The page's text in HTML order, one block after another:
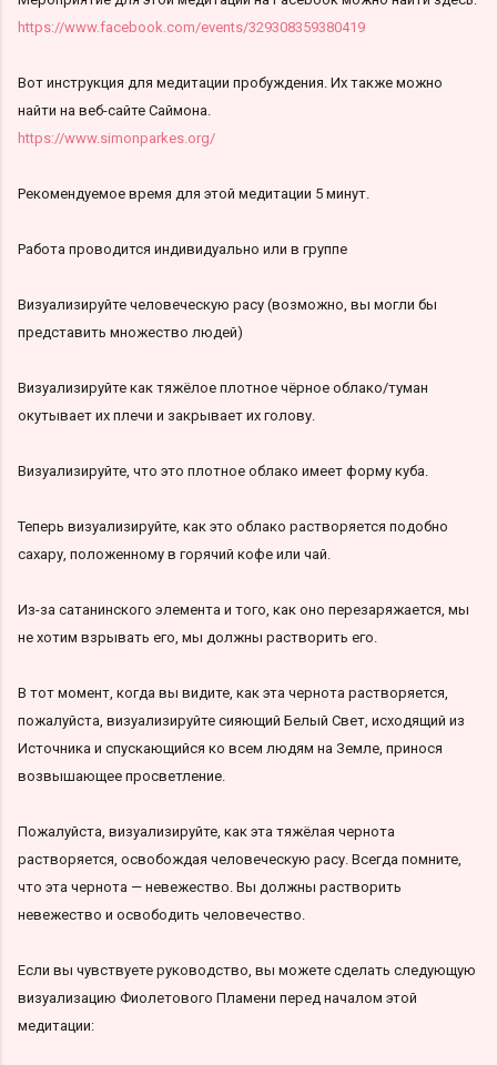
https://www.facebook.com/events/329308359380419
Вот инструкция для медитации пробуждения. Их также можно
найти на веб-сайте Саймона.
https://www.simonparkes.org/
Рекомендуемое время для этой медитации 5 минут.
Работа проводится индивидуально или в группе
Визуализируйте человеческую расу (возможно, вы могли бы
представить множество людей)
Визуализируйте как тяжёлое плотное чёрное облако/туман
окутывает их плечи и закрывает их голову.
Визуализируйте, что это плотное облако имеет форму куба.
Теперь визуализируйте, как это облако растворяется подобно
сахару, положенному в горячий кофе или чай.
Из-за сатанинского элемента и того, как оно перезаряжается, мы
не хотим взрывать его, мы должны растворить его.
В тот момент, когда вы видите, как эта чернота растворяется,
пожалуйста, визуализируйте сияющий Белый Свет, исходящий из
Источника и спускающийся ко всем людям на Земле, принося
возвышающее просветление.
Пожалуйста, визуализируйте, как эта тяжёлая чернота
растворяется, освобождая человеческую расу. Всегда помните,
что эта чернота — невежество. Вы должны растворить
невежество и освободить человечество.
Если вы чувствуете руководство, вы можете сделать следующую
визуализацию Фиолетового Пламени перед началом этой
медитации: